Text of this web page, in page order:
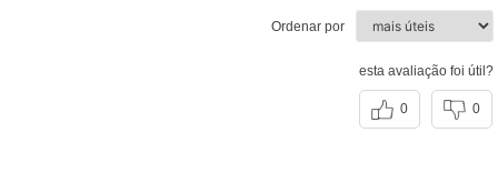
Ordenar por
esta avaliação foi útil?
0 0